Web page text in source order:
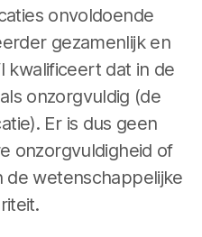
onvoldoende
gezamenlijk en
kwalificeert dat in de
onzorgvuldig (de
Er is dus geen
onzorgvuldigheid of
de wetenschappelijke